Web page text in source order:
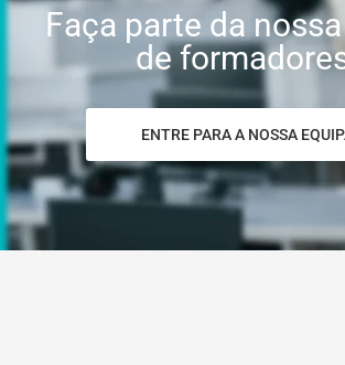
Faça parte da
de
ENTRE PARA A NOSSA